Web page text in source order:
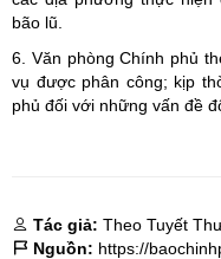
bão lũ.
6. Văn phòng Chính phủ
vụ được phân công; kịp
phủ đối với những vấn đề
Tác giả: Theo Tuyết
Nguồn: https://